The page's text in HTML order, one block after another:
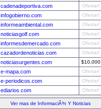
cadenadeportiva.com Ofertar!
infogobierno.com Ofertar!
informeambiental.com Ofertar!
noticiasgolf.com Ofertar!
informesdemercado.com Ofertar!
cazadordenoticias.com Ofertar!
noticiasurgentes.com $10,000
e-mapa.com Ofertar!
e-periodicos.com Ofertar!
ediarios.com Ofertar!
Ver mas de InformaciÃ³n Y Noticias